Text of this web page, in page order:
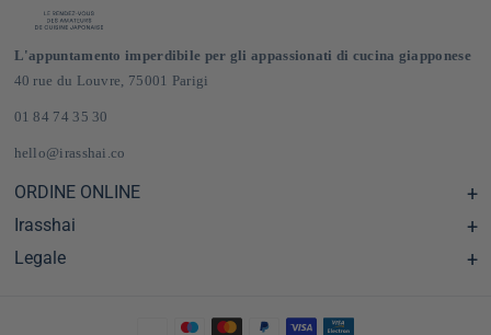
L'appuntamento imperdibile per gli appassionati di cucina giapponese
40 rue du Louvre, 75001 Parigi
01 84 74 35 30
hello@irasshai.co
ORDINE ONLINE
Centro assistenza e Domande frequenti
Consegna e spese di spedizione in Francia e in Europa
Irasshai
Orari di apertura al numero 40 di rue du Louvre, Parigi
Legale